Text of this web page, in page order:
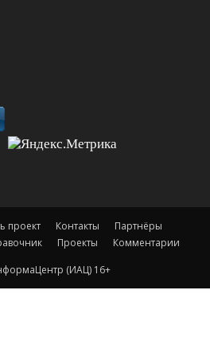
проект Контакты
Партнёры
Проекты
Комментарии
(ИАЦ) 16+